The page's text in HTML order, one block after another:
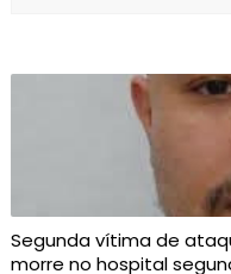
Segunda vítima de
morre no hospital